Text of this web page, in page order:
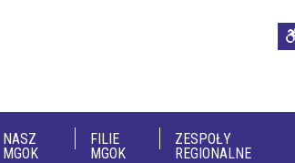
NASZ
MGOK
FILIE
MGOK
ZESPOŁY
REGIONALNE